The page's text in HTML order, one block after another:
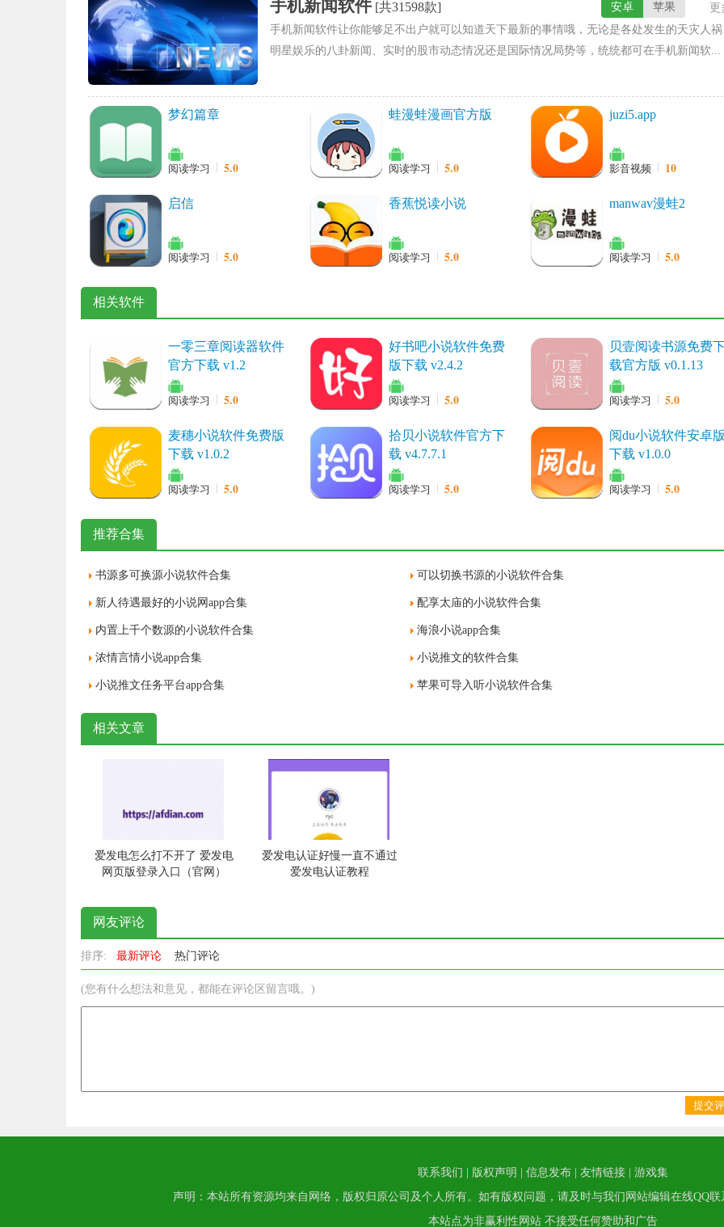
手机新闻软件 [共31598款] 更
苹果
安卓
手机新闻软件让你能够足不出户就可以知道天下最新的事情哦，无论是各处发生的天灾人
明星娱乐的八卦新闻、实时的股市动态情况还是国际情况局势等，统统都可在手机新闻软...
梦幻篇章
阅读学习 5.0
蛙漫蛙漫画官方版
阅读学习 5.0
juzi5.app
影音视频 10
启信
阅读学习 5.0
香蕉悦读小说
阅读学习 5.0
manwav漫蛙2
阅读学习 5.0
相关软件
一零三章阅读器软件
官方下载 v1.2
阅读学习 5.0
好书吧小说软件免费
版下载 v2.4.2
阅读学习 5.0
贝壹阅读书源免费
载官方版 v0.1.13
阅读学习 5.0
麦穗小说软件免费版
下载 v1.0.2
阅读学习 5.0
拾贝小说软件官方下
载 v4.7.7.1
阅读学习 5.0
阅du小说软件安卓
下载 v1.0.0
阅读学习 5.0
推荐合集
书源多可换源小说软件合集 可以切换书源的小说软件合集
新人待遇最好的小说网app合集 配享太庙的小说软件合集
内置上千个数源的小说软件合集 海浪小说app合集
浓情言情小说app合集 小说推文的软件合集
小说推文任务平台app合集 苹果可导入听小说软件合集
相关文章
爱发电怎么打不开了 爱发电
网页版登录入口（官网）
爱发电认证好慢一直不通过
爱发电认证教程
网友评论
排序: 最新评论 热门评论
(您有什么想法和意见，都能在评论区留言哦。)
提交
联系我们 版权声明 信息发布 友情链接
游戏集
声明：本站所有资源均来自网络，版权归原公司及个人所有。如有版权问题，请及时与我们网站编辑在线QQ
本站点为非赢利性网站 不接受任何赞助和广告